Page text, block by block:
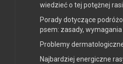
wiedzieć o tej potężnej
Porady dotyczące
psem: zasady,
Problemy
Najbardziej energiczne